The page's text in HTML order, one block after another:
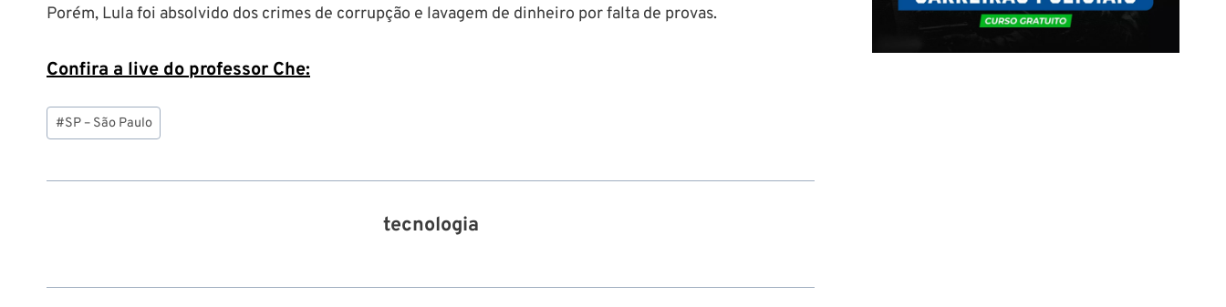
Porém, Lula foi absolvido dos crimes de corrupção e lavagem de dinheiro por falta de provas.
Confira a live do professor Che:
Tags
do
#SP – São Paulo
tecnologia